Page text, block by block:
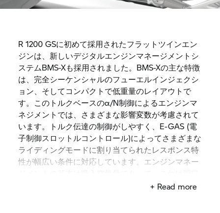
R 1200 GSに初めて採用されたフラットツインエン
ジンは、新しいデジタルエンジンマネージメントシ
ステムBMS-Xも採用されました。BMS-Xの主な特徴
は、完全シーケンシャルのフューエルインジェクシ
ョン、そしてコンパクトで低重量のレイアウトで
す。このトルクベースのα/N制御によるエンジンマ
ネジメントでは、さまざまな影響変数が考慮されて
います。トルク伝達の制御がしやすく、E-GAS (電
子制御スロットルコントロール)によってさまざまな
ライディングモードに割り当てられたレスポンス特
性が幅広い条件に対応しています。エンジンマネー
角と回転速度によって間接的に決まります。エンジ
+ Read more